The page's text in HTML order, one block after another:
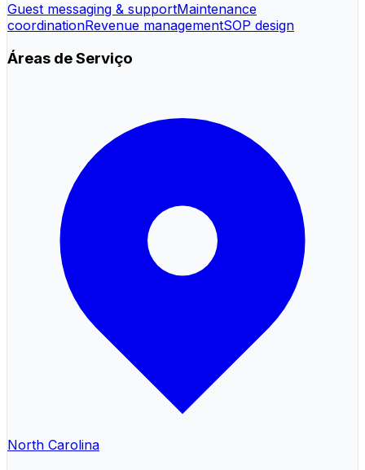
Guest messaging & supportMaintenance
coordinationRevenue managementSOP design
Áreas de Serviço
North Carolina